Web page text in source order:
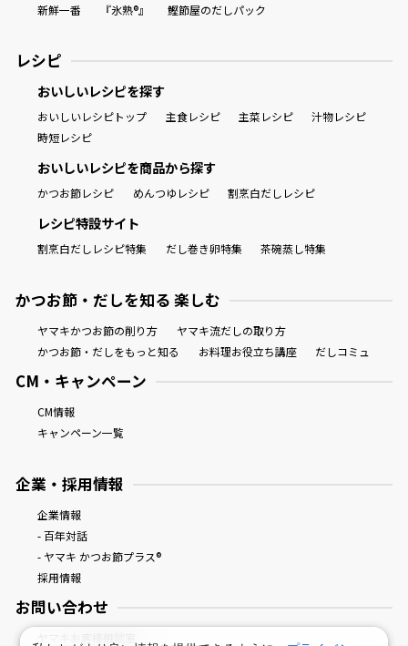
新鮮一番 『氷熟®』 鰹節屋のだしパック
レシピ
おいしいレシピを探す
おいしいレシピトップ 主食レシピ 主菜レシピ
汁物レシピ
時短レシピ
おいしいレシピを商品から探す
かつお節レシピ めんつゆレシピ 割烹白だしレシピ
レシピ特設サイト
割烹白だしレシピ特集 だし巻き卵特集 茶碗蒸し特集
かつお節・だしを知る 楽しむ
ヤマキかつお節の削り方
ヤマキ流だしの取り方
かつお節・だしをもっと知る
お料理お役立ち講座 だしコミュ
CM・キャンペーン
CM情報
キャンペーン一覧
企業・採用情報
企業情報
- 百年対話
- ヤマキ かつお節プラス®
採用情報
お問い合わせ